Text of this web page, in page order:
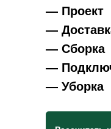
— Проект
—
— Сборка
—
— Уборка